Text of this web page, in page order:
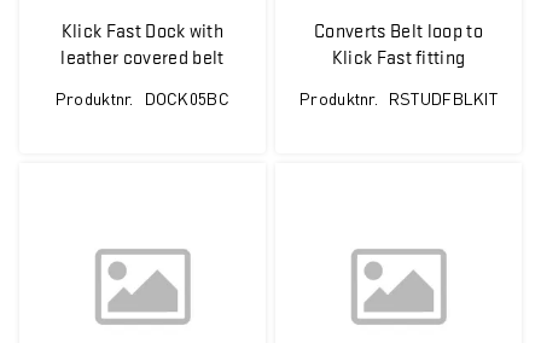
Klick Fast Dock with
leather covered belt
Produktnr. DOCK05BC
Converts Belt loop to
Klick Fast fitting
Produktnr. RSTUDFBLKIT